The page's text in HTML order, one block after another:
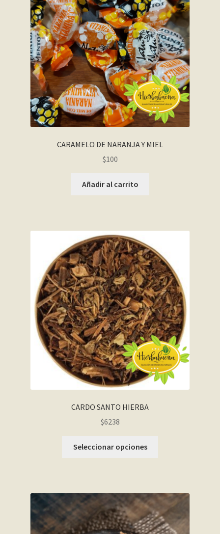
CARAMELO DE NARANJA Y MIEL
$100
Añadir al carrito
CARDO SANTO HIERBA
$6238
Seleccionar opciones